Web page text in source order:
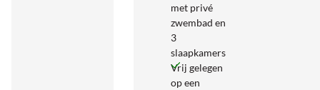
met privé
zwembad en
3
slaapkamers
Vrij gelegen
op een